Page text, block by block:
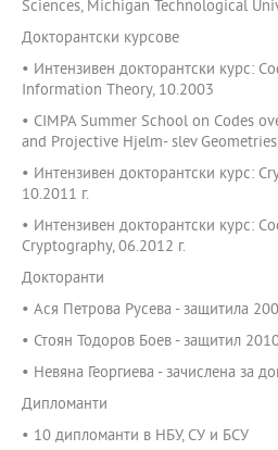
Sciences, Michigan Technological
Докторантски курсове
• Интензивен докторантски курс:
Information Theory, 10.2003
• CIMPA Summer School on Codes
and Projective Hjelm- slev
• Интензивен докторантски курс:
10.2011 г.
• Интензивен докторантски курс:
Cryptography, 06.2012 г.
Докторанти
• Ася Петрова Русева - защитила
• Стоян Тодоров Боев - защитил
• Невяна Георгиева - зачислена за
Дипломанти
• 10 дипломанти в НБУ, СУ и БСУ